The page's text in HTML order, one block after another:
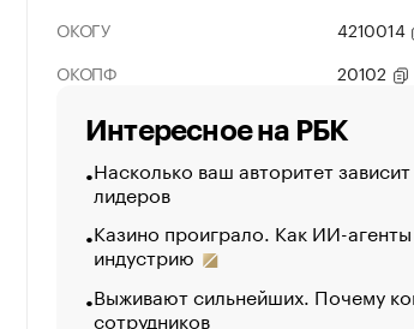
ОКОГУ
4210014
ОКОПФ
20102
Интересное на РБК
Насколько ваш авторитет
лидеров
Казино проиграло. Как ИИ-
индустрию
Выживают сильнейших. Почему
сотрудников